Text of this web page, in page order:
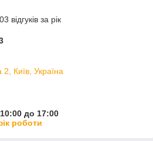
відгуків за рік
2, Київ, Україна
до 17:00
роботи